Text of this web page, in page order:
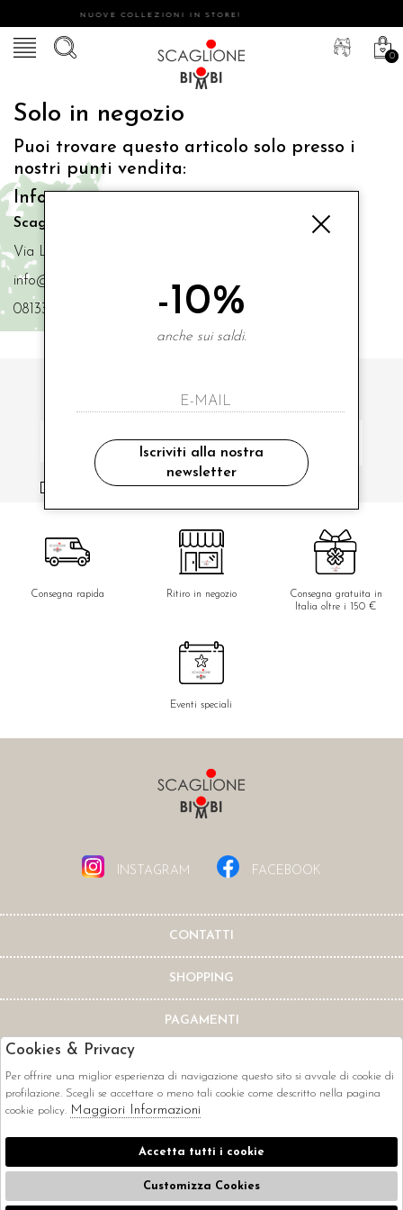
NUOVE COLLEZIONI IN STORE!
0
Solo in negozio
Puoi trovare questo articolo solo presso i
nostri punti vendita:
Info contatti
Scaglione Bimbi di Iacono Maria Angela
Via Luigi Mazzella,73 80077 Ischia
info@scaglionebimbi.com
0813331162
ISCRIVITI ALLA NOSTRA NEWSLETTER
ho letto ed accettato le condizioni sulla privacy.
Consegna rapida Ritiro in negozio
Consegna gratuita in
Italia oltre i 150 €
Eventi speciali
INSTAGRAM FACEBOOK
CONTATTI
SHOPPING
PAGAMENTI
CORRIERI
-10%
anche sui saldi.
Iscriviti alla nostra
newsletter
Cookies & Privacy
Per offrire una miglior esperienza di navigazione questo sito si avvale di cookie di
profilazione. Scegli se accettare o meno tali cookie come descritto nella pagina
cookie policy. Maggiori Informazioni
Accetta tutti i cookie
Customizza Cookies